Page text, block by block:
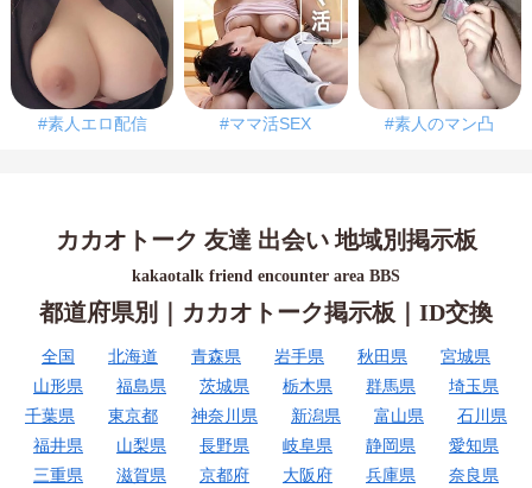
#素人エロ配信 #ママ活SEX #素人のマン凸
カカオトーク 友達 出会い 地域別掲示板
kakaotalk friend encounter area BBS
都道府県別｜カカオトーク掲示板｜ID交換
全国 北海道 青森県 岩手県 秋田県
宮城県
山形県
福島県 茨城県 栃木県 群馬県
埼玉県
千葉県
東京都 神奈川県 新潟県 富山県
石川県
福井県
山梨県 長野県 岐阜県 静岡県
愛知県
三重県
滋賀県 京都府 大阪府 兵庫県 奈良県